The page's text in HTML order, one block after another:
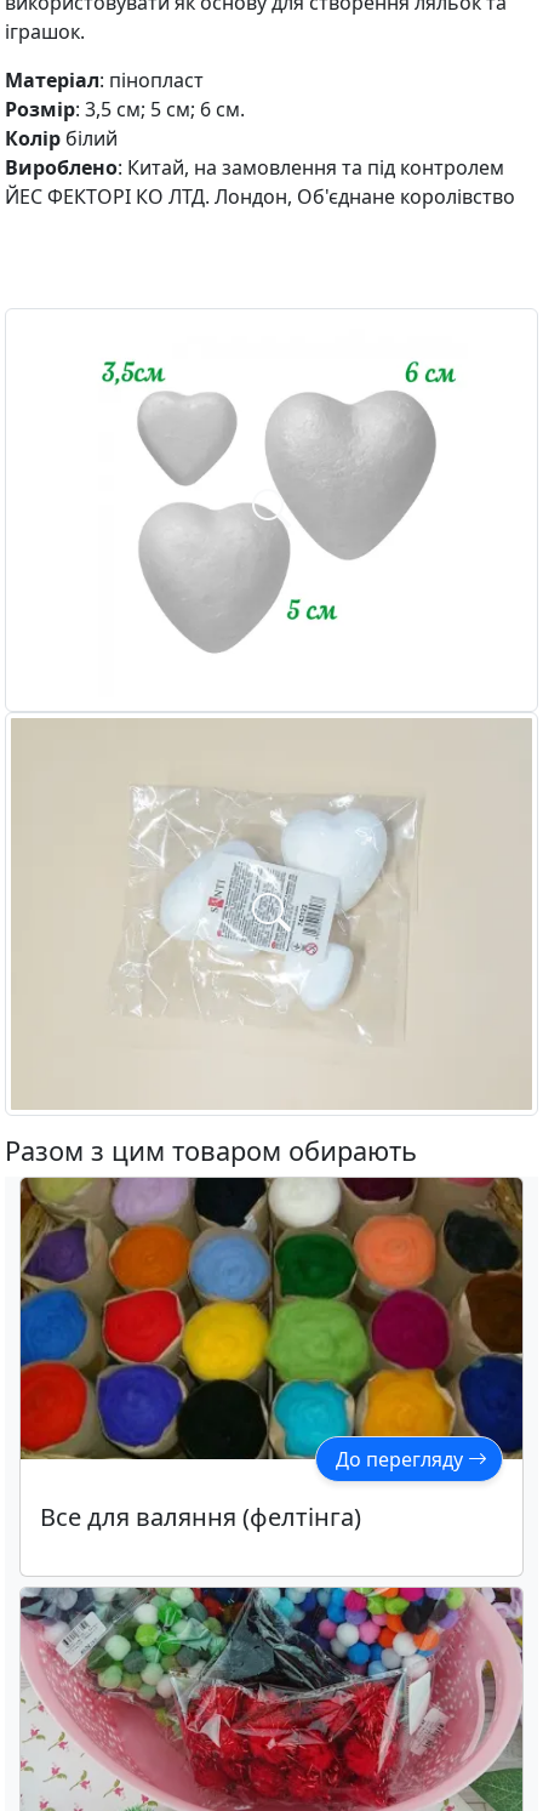
іграшок.
Матеріал: пінопласт
Розмір: 3,5 см; 5 см; 6 см.
Колір білий
Вироблено: Китай, на замовлення та під контролем
ЙЕС ФЕКТОРІ КО ЛТД. Лондон, Об'єднане королівство
Разом з цим товаром обирають
До перегляду
Все для валяння (фелтінга)